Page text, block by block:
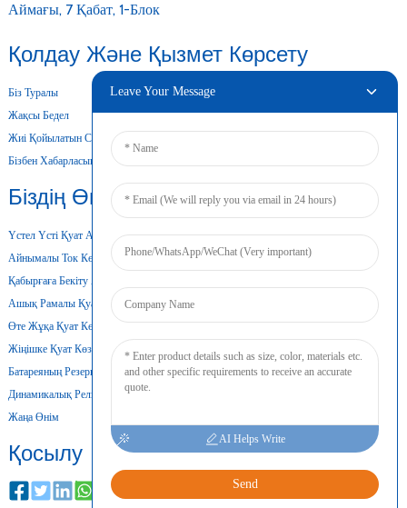
Аймағы, 7 Қабат, 1-Блок
Қолдау Және Қызмет Көрсету
Біз Туралы
Жақсы Бедел
Жиі Қойылатын Сұрақтар
Бізбен Хабарласыңы
Біздің Өнімдеріміз
Үстел Үсті Қуат Адаптері
Айнымалы Ток Көзінің Тұрақты Қуат Көзі
Қабырғаға Бекіту Адаптері
Ашық Рамалы Қуат Көзі
Өте Жұқа Қуат Көзі
Жіңішке Қуат Көзі
Батареяның Резервтік Қуат Көзі
Динамикалық Рельсті Қуат Көзі
Жаңа Өнім
Қосылу
Leave Your Message
AI Helps Write
Send